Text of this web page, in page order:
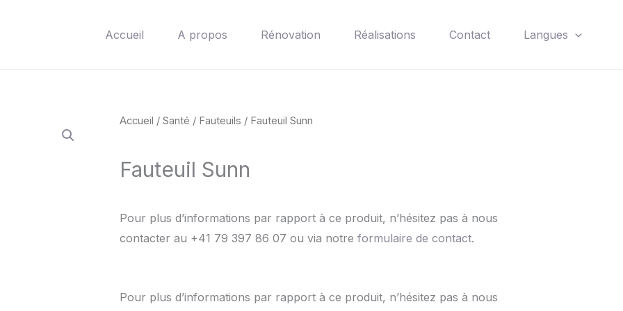
Accueil A propos Rénovation Réalisations Contact Langues
Accueil / Santé / Fauteuils / Fauteuil Sunn
Fauteuil Sunn
Pour plus d’informations par rapport à ce produit, n’hésitez pas à nous
contacter au +41 79 397 86 07 ou via notre formulaire de contact.
Pour plus d’informations par rapport à ce produit, n’hésitez pas à nous